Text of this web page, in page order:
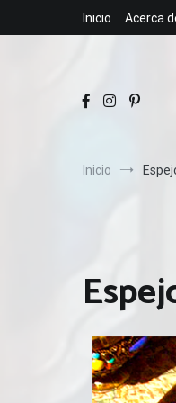
Inicio Acerca
Inicio